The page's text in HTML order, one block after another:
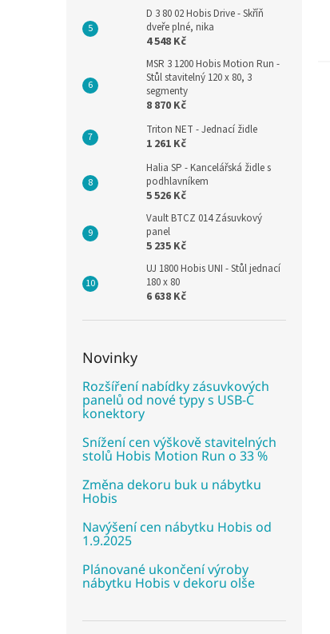
D 3 80 02 Hobis Drive - Skříň
dveře plné, nika
4 548 Kč
MSR 3 1200 Hobis Motion Run -
Stůl stavitelný 120 x 80, 3
segmenty
8 870 Kč
Triton NET - Jednací židle
1 261 Kč
Halia SP - Kancelářská židle s
podhlavníkem
5 526 Kč
Vault BTCZ 014 Zásuvkový
panel
5 235 Kč
UJ 1800 Hobis UNI - Stůl jednací
180 x 80
6 638 Kč
Novinky
Rozšíření nabídky zásuvkových
panelů od nové typy s USB-C
konektory
Snížení cen výškově stavitelných
stolů Hobis Motion Run o 33 %
Změna dekoru buk u nábytku
Hobis
Navýšení cen nábytku Hobis od
1.9.2025
Plánované ukončení výroby
nábytku Hobis v dekoru olše